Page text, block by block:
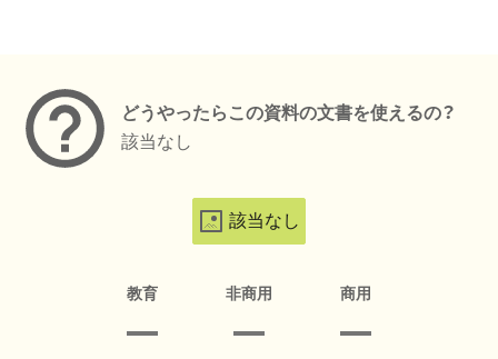
どうやったらこの資料の文書を使えるの？
該当なし
該当なし
教育 非商用 商用